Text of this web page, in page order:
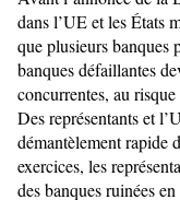
dans l’UE et les États
que plusieurs
banques défaillantes
concurrentes, au
Des représentants et
démantèlement rapide
exercices, les
des banques ruinées